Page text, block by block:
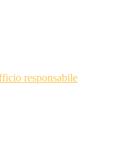
responsabile